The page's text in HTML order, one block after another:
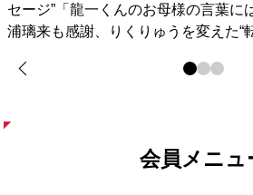
セージ”「龍一くんのお母様の言葉
浦璃来も感謝、りくりゅうを変えた“
会員メニュ